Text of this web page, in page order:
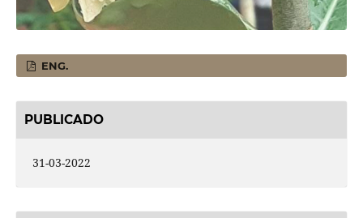
ENG.
PUBLICADO
31-03-2022